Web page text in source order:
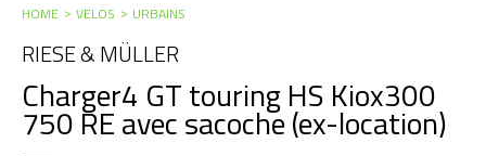
HOME VELOS URBAINS
RIESE & MÜLLER
Charger4 GT touring HS Kiox300
750 RE avec sacoche (ex-location)